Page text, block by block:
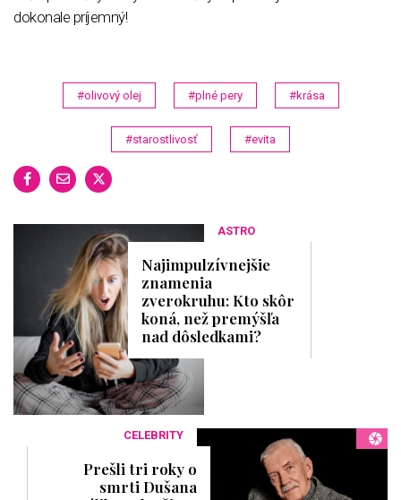
dokonale príjemný!
#olivový olej #plné pery #krása
#starostlivosť #evita
ASTRO
Najimpulzívnejšie
znamenia
zverokruhu: Kto skôr
koná, než premýšľa
nad dôsledkami?
CELEBRITY
Prešli tri roky o
smrti Dušana